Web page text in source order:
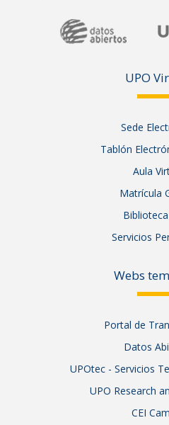
UPO Vir
Sede
Tablón
Aula
Matrícula
Servicios
Webs
Portal de
Datos
UPOtec - Servicios
UPO Research
CEI